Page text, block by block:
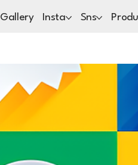
Gallery Insta Sns